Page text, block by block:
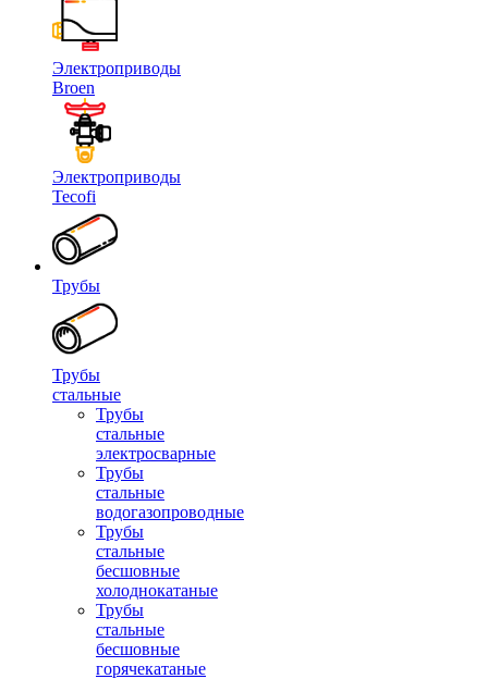
Электроприводы
Broen
Электроприводы
Tecofi
Трубы
Трубы
стальные
Трубы
стальные
электросварные
Трубы
стальные
водогазопроводные
Трубы
стальные
бесшовные
холоднокатаные
Трубы
стальные
бесшовные
горячекатаные